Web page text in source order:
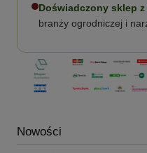
Doświadczony sklep
branży ogrodniczej i
Nowości